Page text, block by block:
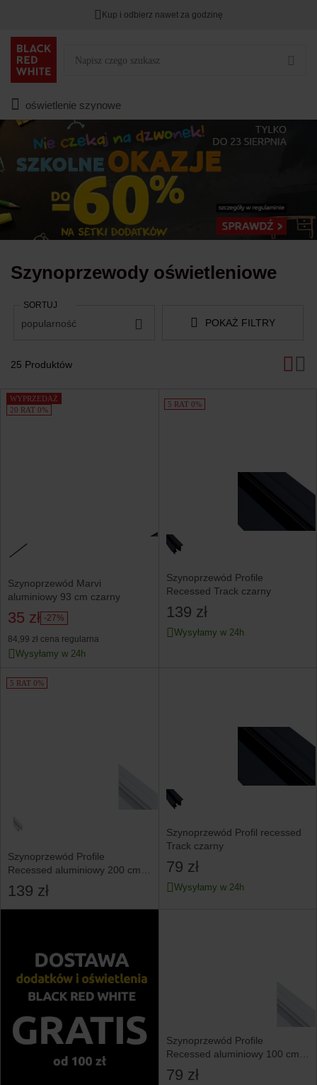
HITY DNIA przy zapisie na Newsletter.
Kup i odbierz nawet za godzinę
oświetlenie szynowe
Szynoprzewody oświetleniowe
25 Produktów
POKAŻ FILTRY
SORTUJ
popularność
Produkty
WYPRZEDAŻ
20 RAT 0%
Szynoprzewód Marvi
aluminiowy 93 cm czarny
35 zł -27%
84,99 zł cena regularna
Wysyłamy w 24h
5 RAT 0%
Szynoprzewód Profile
Recessed Track czarny
139 zł
Wysyłamy w 24h
5 RAT 0%
Szynoprzewód Profile
Recessed aluminiowy 200 cm
biały
139 zł
Szynoprzewód Profil recessed
Track czarny
79 zł
Wysyłamy w 24h
Szynoprzewód Profile
Recessed aluminiowy 100 cm
biały
79 zł